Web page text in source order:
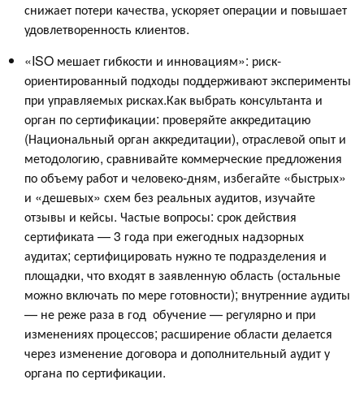
снижает потери качества, ускоряет операции и повышает
удовлетворенность клиентов.
«ISO мешает гибкости и инновациям»: риск-
ориентированный подходы поддерживают эксперименты
при управляемых рисках.Как выбрать консультанта и
орган по сертификации: проверяйте аккредитацию
(Национальный орган аккредитации), отраслевой опыт и
методологию, сравнивайте коммерческие предложения
по объему работ и человеко-дням, избегайте «быстрых»
и «дешевых» схем без реальных аудитов, изучайте
отзывы и кейсы. Частые вопросы: срок действия
сертификата — 3 года при ежегодных надзорных
аудитах; сертифицировать нужно те подразделения и
площадки, что входят в заявленную область (остальные
можно включать по мере готовности); внутренние аудиты
— не реже раза в год обучение — регулярно и при
изменениях процессов; расширение области делается
через изменение договора и дополнительный аудит у
органа по сертификации.